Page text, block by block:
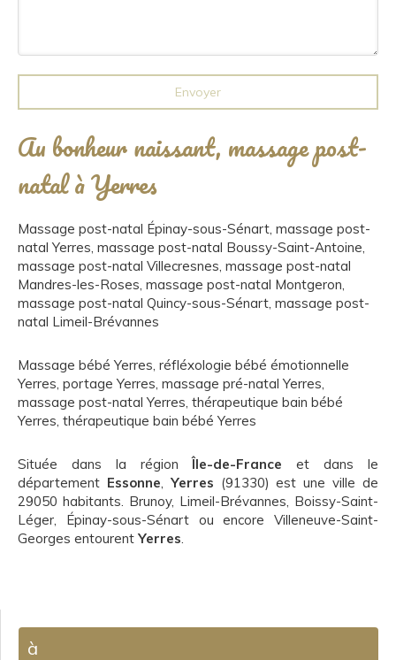
Envoyer
Au bonheur naissant, massage post-
natal à Yerres
Massage post-natal Épinay-sous-Sénart, massage post-
natal Yerres, massage post-natal Boussy-Saint-Antoine,
massage post-natal Villecresnes, massage post-natal
Mandres-les-Roses, massage post-natal Montgeron,
massage post-natal Quincy-sous-Sénart, massage post-
natal Limeil-Brévannes
Massage bébé Yerres, réfléxologie bébé émotionnelle
Yerres, portage Yerres, massage pré-natal Yerres,
massage post-natal Yerres, thérapeutique bain bébé
Yerres, thérapeutique bain bébé Yerres
Située dans la régionÎle-de-France et dans le
département Essonne, Yerres (91330) est une ville de
29050 habitants. Brunoy, Limeil-Brévannes, Boissy-Saint-
Léger, Épinay-sous-Sénart ou encore Villeneuve-Saint-
Georges entourent Yerres.
à